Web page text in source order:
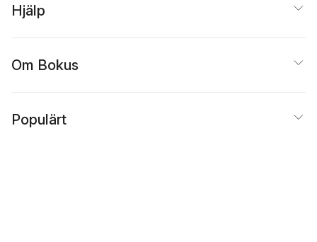
Hjälp
Om Bokus
Populärt